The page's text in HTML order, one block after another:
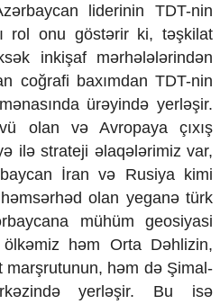
liderinin TDT-nin
rol onu göstərir ki, təşkilat
inkişaf mərhələlərindən
coğrafi baxımdan TDT-nin
ürəyində yerləşir.
olan və Avropaya çıxış
ilə strateji əlaqələrimiz var,
İran və Rusiya kimi
olan yeganə türk
mühüm geosiyasi
həm Orta Dəhlizin,
həm də Şimal-
yerləşir. Bu isə